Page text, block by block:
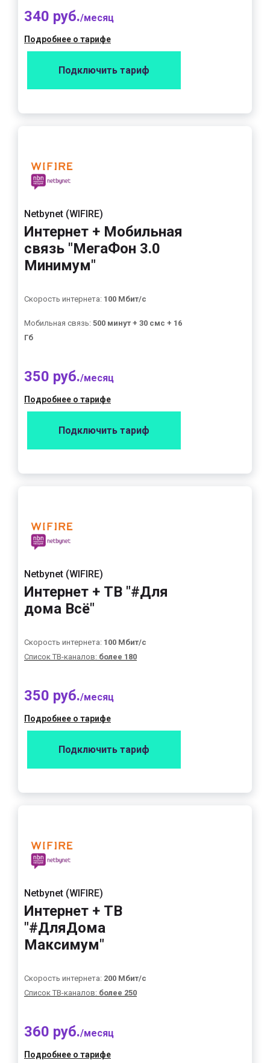
340 руб./месяц
Подробнее о тарифе
Подключить тариф
Netbynet (WIFIRE)
Интернет + Мобильная
связь "МегаФон 3.0
Минимум"
Скорость интернета: 100 Мбит/с
Мобильная связь: 500 минут + 30 смс + 16
Гб
350 руб./месяц
Подробнее о тарифе
Подключить тариф
Netbynet (WIFIRE)
Интернет + ТВ "#Для
дома Всё"
Скорость интернета: 100 Мбит/с
Список ТВ-каналов: более 180
350 руб./месяц
Подробнее о тарифе
Подключить тариф
Netbynet (WIFIRE)
Интернет + ТВ
"#ДляДома
Максимум"
Скорость интернета: 200 Мбит/с
Список ТВ-каналов: более 250
360 руб./месяц
Подробнее о тарифе